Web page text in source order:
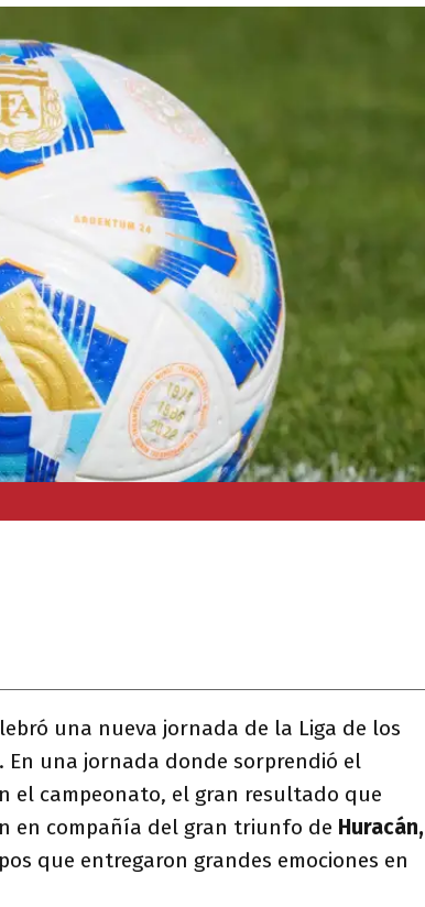
una nueva jornada de la Liga de los
En una jornada donde sorprendió el
el campeonato, el gran resultado que
en compañía del gran triunfo de Huracán,
que entregaron grandes emociones en